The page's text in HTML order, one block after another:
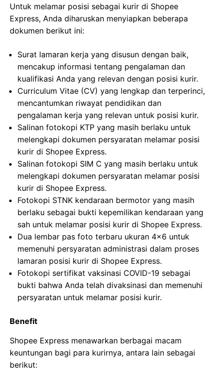
Untuk melamar posisi sebagai kurir di Shopee
Express, Anda diharuskan menyiapkan beberapa
dokumen berikut ini:
Surat lamaran kerja yang disusun dengan baik,
mencakup informasi tentang pengalaman dan
kualifikasi Anda yang relevan dengan posisi kurir.
Curriculum Vitae (CV) yang lengkap dan terperinci,
mencantumkan riwayat pendidikan dan
pengalaman kerja yang relevan untuk posisi kurir.
Salinan fotokopi KTP yang masih berlaku untuk
melengkapi dokumen persyaratan melamar posisi
kurir di Shopee Express.
Salinan fotokopi SIM C yang masih berlaku untuk
melengkapi dokumen persyaratan melamar posisi
kurir di Shopee Express.
Fotokopi STNK kendaraan bermotor yang masih
berlaku sebagai bukti kepemilikan kendaraan yang
sah untuk melamar posisi kurir di Shopee Express.
Dua lembar pas foto terbaru ukuran 4×6 untuk
memenuhi persyaratan administrasi dalam proses
lamaran posisi kurir di Shopee Express.
Fotokopi sertifikat vaksinasi COVID-19 sebagai
bukti bahwa Anda telah divaksinasi dan memenuhi
persyaratan untuk melamar posisi kurir.
Benefit
Shopee Express menawarkan berbagai macam
keuntungan bagi para kurirnya, antara lain sebagai
berikut: